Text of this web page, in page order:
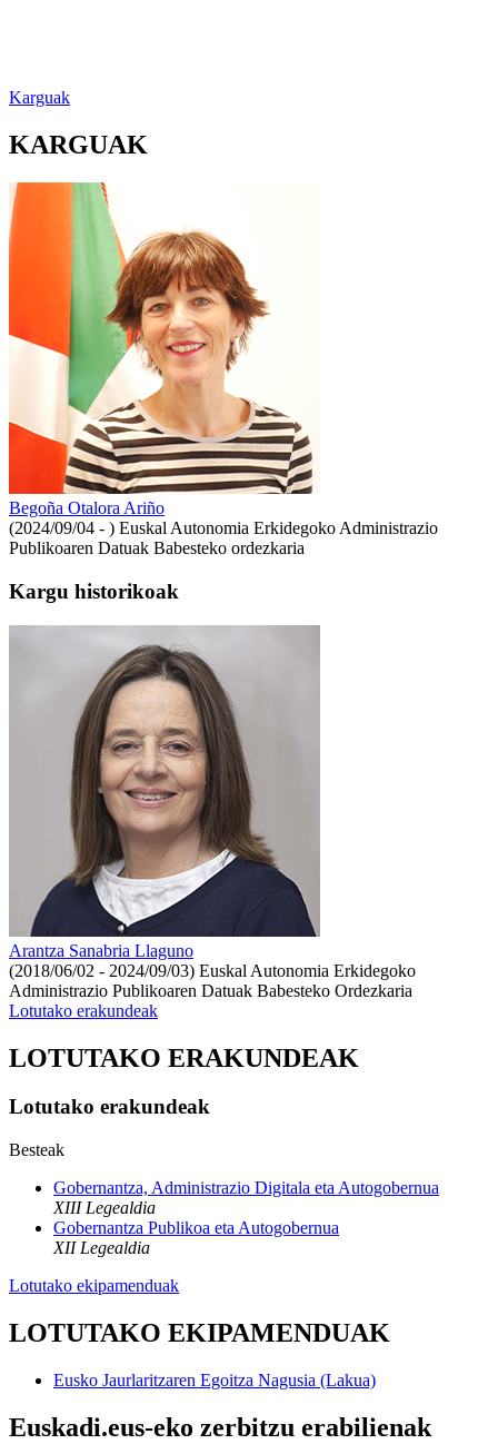
Karguak
KARGUAK
Begoña Otalora Ariño
(2024/09/04 - ) Euskal Autonomia Erkidegoko Administrazio
Publikoaren Datuak Babesteko ordezkaria
Kargu historikoak
Arantza Sanabria Llaguno
(2018/06/02 - 2024/09/03) Euskal Autonomia Erkidegoko
Administrazio Publikoaren Datuak Babesteko Ordezkaria
Lotutako erakundeak
LOTUTAKO ERAKUNDEAK
Lotutako erakundeak
Besteak
Gobernantza, Administrazio Digitala eta Autogobernua
XIII Legealdia
Gobernantza Publikoa eta Autogobernua
XII Legealdia
Lotutako ekipamenduak
LOTUTAKO EKIPAMENDUAK
Eusko Jaurlaritzaren Egoitza Nagusia (Lakua)
Euskadi.eus-eko zerbitzu erabilienak